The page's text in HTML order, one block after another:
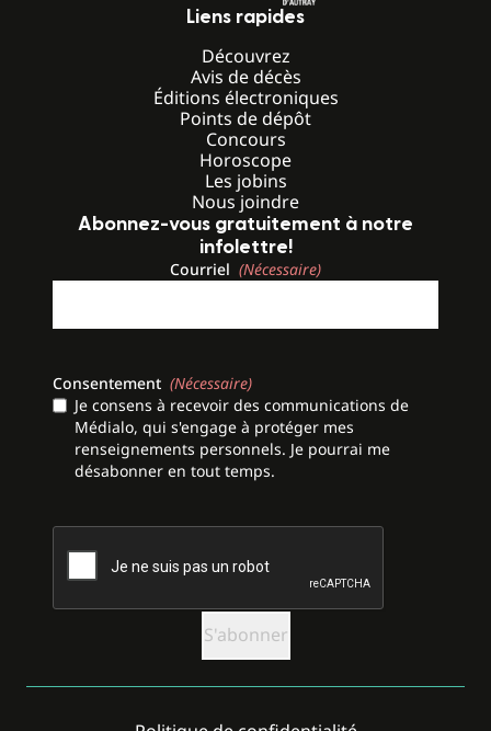
Liens rapides
Découvrez
Avis de décès
Éditions électroniques
Points de dépôt
Concours
Horoscope
Les jobins
Nous joindre
Abonnez-vous gratuitement à notre
infolettre!
Courriel (Nécessaire)
Consentement (Nécessaire)
Je consens à recevoir des communications de
Médialo, qui s'engage à protéger mes
renseignements personnels. Je pourrai me
désabonner en tout temps.
CAPTCHA